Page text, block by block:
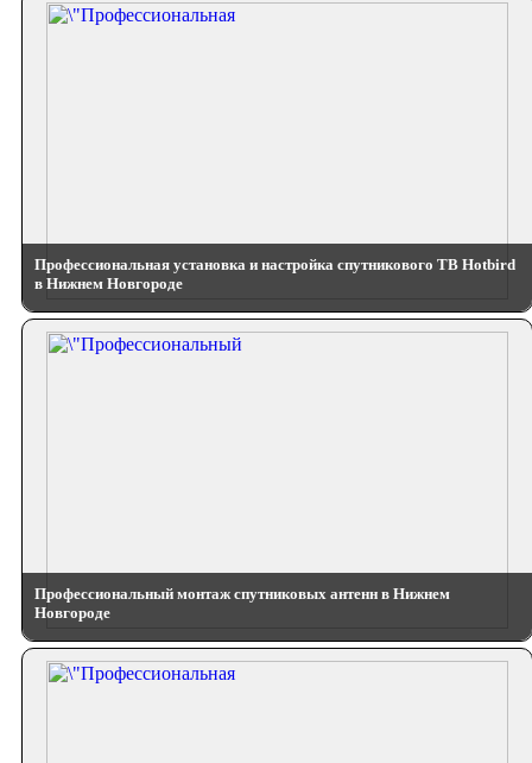
Профессиональная установка и настройка спутникового ТВ Hotbird
в Нижнем Новгороде
Профессиональный монтаж спутниковых антенн в Нижнем
Новгороде